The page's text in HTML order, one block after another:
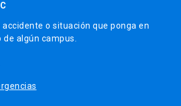
o situación que ponga en
algún campus.